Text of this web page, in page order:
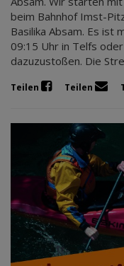
beim Bahnhof Imst-
Basilika Absam. Es ist
09:15 Uhr in Telfs
dazuzustoßen. Die
Teilen Teilen